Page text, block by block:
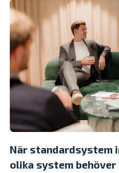
När standardsystem
olika system